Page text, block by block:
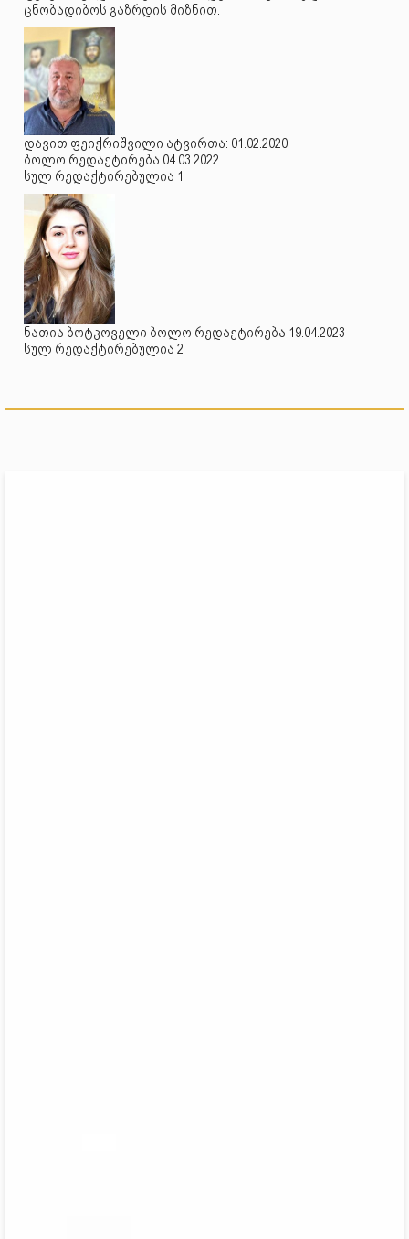
ცნობადიბოს გაზრდის მიზნით.
დავით ფეიქრიშვილი ატვირთა: 01.02.2020
ბოლო რედაქტირება 04.03.2022
სულ რედაქტირებულია 1
ნათია ბოტკოველი ბოლო რედაქტირება 19.04.2023
სულ რედაქტირებულია 2